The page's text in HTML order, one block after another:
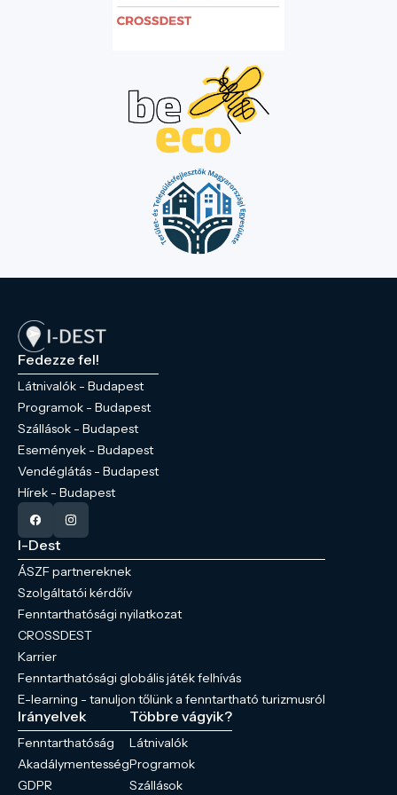
Fedezze fel!
Látnivalók - Budapest
Programok - Budapest
Szállások - Budapest
Események - Budapest
Vendéglátás - Budapest
Hírek - Budapest
I-Dest
ÁSZF partnereknek
Szolgáltatói kérdőív
Fenntarthatósági nyilatkozat
CROSSDEST
Karrier
Fenntarthatósági globális játék felhívás
E-learning - tanuljon tőlünk a fenntartható turizmusról
Irányelvek
Fenntarthatóság
Akadálymentesség
GDPR
Többre vágyik?
Látnivalók
Programok
Szállások